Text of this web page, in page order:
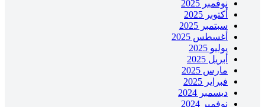
نوفمبر 2025
أكتوبر 2025
سبتمبر 2025
أغسطس 2025
يوليو 2025
أبريل 2025
مارس 2025
فبراير 2025
ديسمبر 2024
نوفمبر 2024